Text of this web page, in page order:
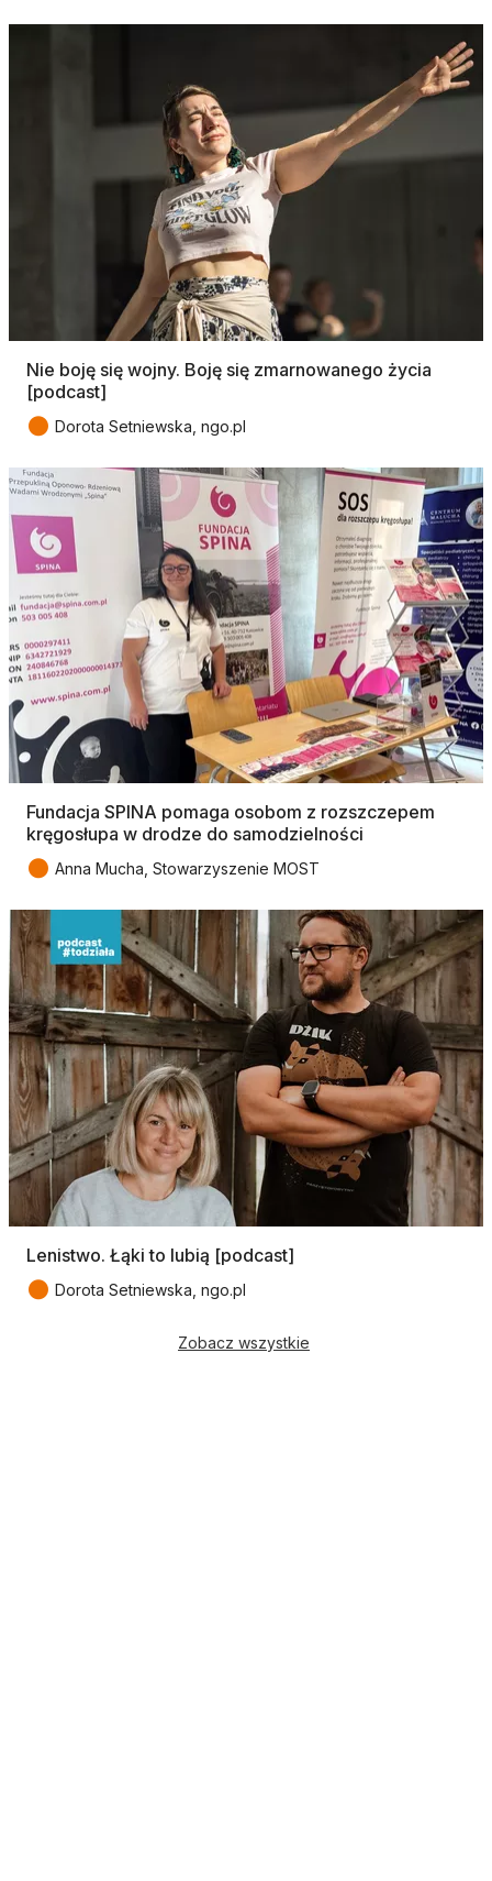
Nie boję się wojny. Boję się zmarnowanego życia
[podcast]
● Dorota Setniewska, ngo.pl
Fundacja SPINA pomaga osobom z rozszczepem
kręgosłupa w drodze do samodzielności
● Anna Mucha, Stowarzyszenie MOST
Lenistwo. Łąki to lubią [podcast]
● Dorota Setniewska, ngo.pl
Zobacz wszystkie